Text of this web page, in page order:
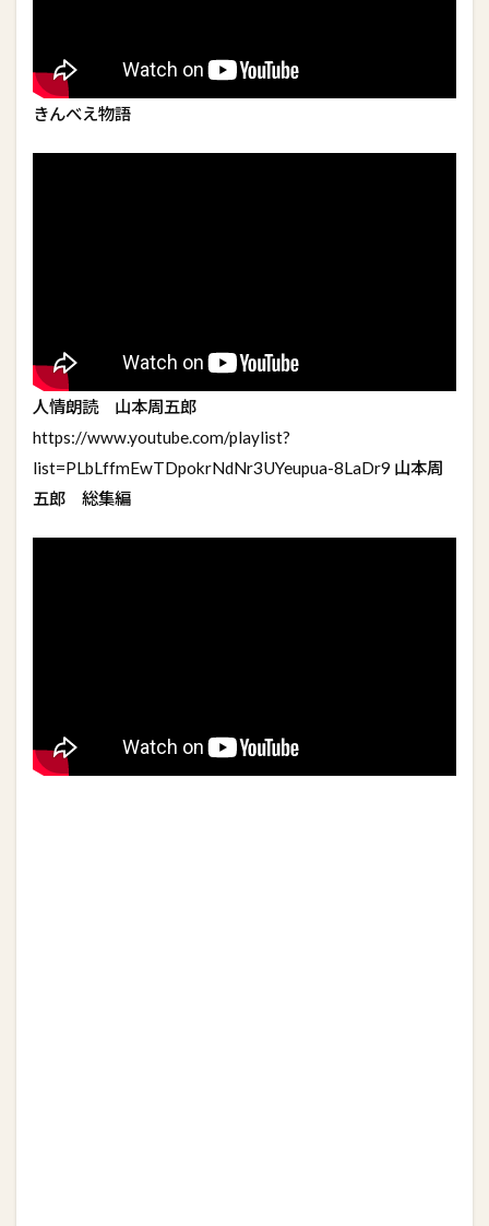
きんべえ物語
人情朗読 山本周五郎
https://www.youtube.com/playlist?
list=PLbLffmEwTDpokrNdNr3UYeupua-8LaDr9 山本周
五郎 総集編